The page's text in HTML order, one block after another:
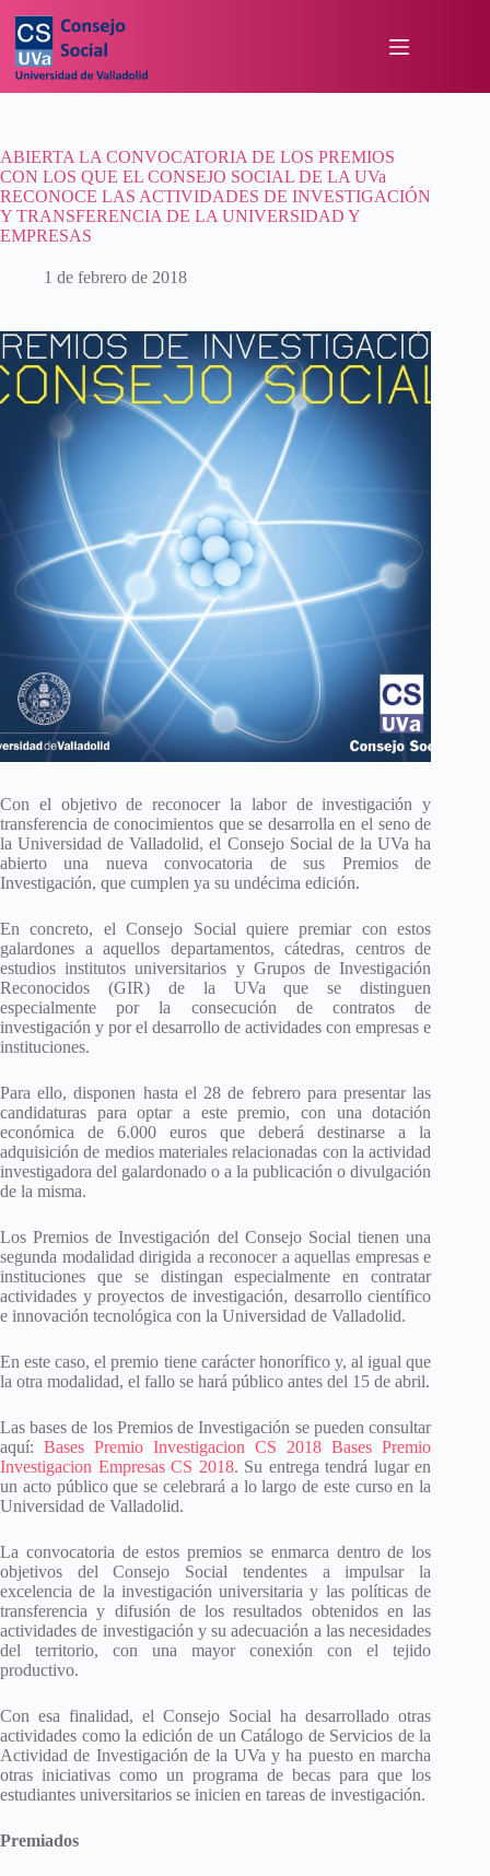
ABIERTA LA CONVOCATORIA DE LOS PREMIOS
CON LOS QUE EL CONSEJO SOCIAL DE LA UVa
RECONOCE LAS ACTIVIDADES DE INVESTIGACIÓN
Y TRANSFERENCIA DE LA UNIVERSIDAD Y
EMPRESAS
1 de febrero de 2018
Con el objetivo de reconocer la labor de investigación y
transferencia de conocimientos que se desarrolla en el seno de
la Universidad de Valladolid, el Consejo Social de la UVa ha
abierto una nueva convocatoria de sus Premios de
Investigación, que cumplen ya su undécima edición.
En concreto, el Consejo Social quiere premiar con estos
galardones a aquellos departamentos, cátedras, centros de
estudios institutos universitarios y Grupos de Investigación
Reconocidos (GIR) de la UVa que se distinguen
especialmente por la consecución de contratos de
investigación y por el desarrollo de actividades con empresas e
instituciones.
Para ello, disponen hasta el 28 de febrero para presentar las
candidaturas para optar a este premio, con una dotación
económica de 6.000 euros que deberá destinarse a la
adquisición de medios materiales relacionadas con la actividad
investigadora del galardonado o a la publicación o divulgación
de la misma.
Los Premios de Investigación del Consejo Social tienen una
segunda modalidad dirigida a reconocer a aquellas empresas e
instituciones que se distingan especialmente en contratar
actividades y proyectos de investigación, desarrollo científico
e innovación tecnológica con la Universidad de Valladolid.
En este caso, el premio tiene carácter honorífico y, al igual que
la otra modalidad, el fallo se hará público antes del 15 de abril.
Las bases de los Premios de Investigación se pueden consultar
aquí:Bases Premio Investigacion CS 2018 Bases Premio
Investigacion Empresas CS 2018. Su entrega tendrá lugar en
un acto público que se celebrará a lo largo de este curso en la
Universidad de Valladolid.
La convocatoria de estos premios se enmarca dentro de los
objetivos del Consejo Social tendentes a impulsar la
excelencia de la investigación universitaria y las políticas de
transferencia y difusión de los resultados obtenidos en las
actividades de investigación y su adecuación a las necesidades
del territorio, con una mayor conexión con el tejido
productivo.
Con esa finalidad, el Consejo Social ha desarrollado otras
actividades como la edición de un Catálogo de Servicios de la
Actividad de Investigación de la UVa y ha puesto en marcha
otras iniciativas como un programa de becas para que los
estudiantes universitarios se inicien en tareas de investigación.
Premiados